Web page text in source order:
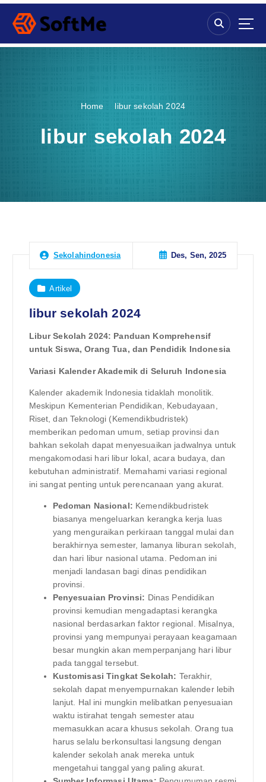
S
p
Home libur sekolah 2024
libur sekolah 2024
Sekolahindonesia Des, Sen, 2025
Artikel
libur sekolah 2024
Libur Sekolah 2024: Panduan Komprehensif
untuk Siswa, Orang Tua, dan Pendidik Indonesia
Variasi Kalender Akademik di Seluruh Indonesia
Kalender akademik Indonesia tidaklah monolitik.
Meskipun Kementerian Pendidikan, Kebudayaan,
Riset, dan Teknologi (Kemendikbudristek)
memberikan pedoman umum, setiap provinsi dan
bahkan sekolah dapat menyesuaikan jadwalnya untuk
mengakomodasi hari libur lokal, acara budaya, dan
kebutuhan administratif. Memahami variasi regional
ini sangat penting untuk perencanaan yang akurat.
Pedoman Nasional: Kemendikbudristek
biasanya mengeluarkan kerangka kerja luas
yang menguraikan perkiraan tanggal mulai dan
berakhirnya semester, lamanya liburan sekolah,
dan hari libur nasional utama. Pedoman ini
menjadi landasan bagi dinas pendidikan
provinsi.
Penyesuaian Provinsi: Dinas Pendidikan
provinsi kemudian mengadaptasi kerangka
nasional berdasarkan faktor regional. Misalnya,
provinsi yang mempunyai perayaan keagamaan
besar mungkin akan memperpanjang hari libur
pada tanggal tersebut.
Kustomisasi Tingkat Sekolah: Terakhir,
sekolah dapat menyempurnakan kalender lebih
lanjut. Hal ini mungkin melibatkan penyesuaian
waktu istirahat tengah semester atau
memasukkan acara khusus sekolah. Orang tua
harus selalu berkonsultasi langsung dengan
kalender sekolah anak mereka untuk
mengetahui tanggal yang paling akurat.